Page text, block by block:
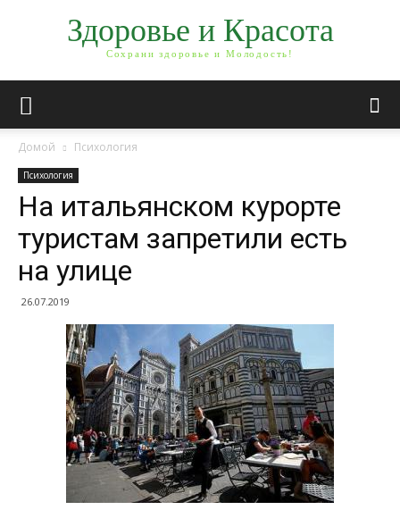
Здоровье и Красота
Сохрани здоровье и Молодость!
Домой Психология
Психология
На итальянском курорте
туристам запретили есть
на улице
26.07.2019